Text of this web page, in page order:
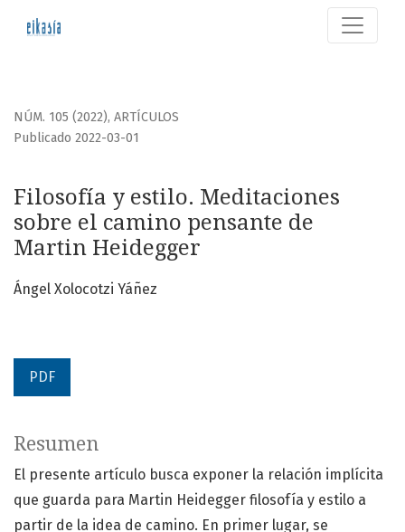
Filosofía y estilo. Meditaciones sobre el camino pensante
NÚM. 105 (2022), ARTÍCULOS
Filosofía y estilo. Meditaciones
sobre el camino pensante de
Martin Heidegger
Publicado 2022-03-01
Ángel Xolocotzi Yáñez
PDF
Resumen
El presente artículo busca exponer la relación implícita
que guarda para Martin Heidegger filosofía y estilo a
partir de la idea de camino. En primer lugar, se